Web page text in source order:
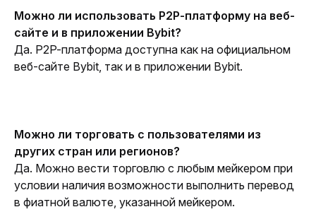
Можно ли использовать P2P-платформу на веб-
сайте и в приложении Bybit?
Да. P2P-платформа доступна как на официальном
веб-сайте Bybit, так и в приложении Bybit.
Можно ли торговать с пользователями из
других стран или регионов?
Да. Можно вести торговлю с любым мейкером при
условии наличия возможности выполнить перевод
в фиатной валюте, указанной мейкером.